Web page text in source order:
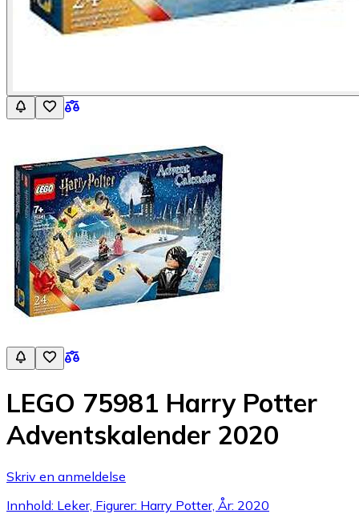
LEGO 75981 Harry Potter
Adventskalender 2020
Skriv en anmeldelse
Innhold: Leker, Figurer: Harry Potter, År: 2020